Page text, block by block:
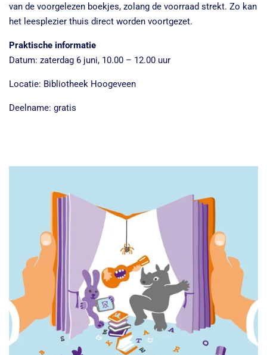
van de voorgelezen boekjes, zolang de voorraad strekt. Zo kan
het leesplezier thuis direct worden voortgezet.
Praktische informatie
Datum: zaterdag 6 juni, 10.00 – 12.00 uur
Locatie: Bibliotheek Hoogeveen
Deelname: gratis